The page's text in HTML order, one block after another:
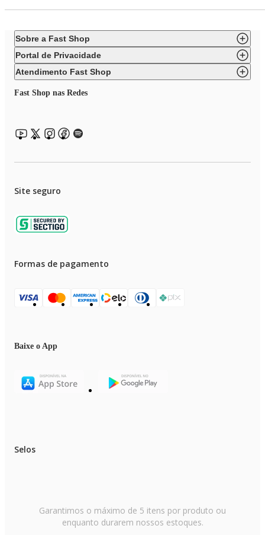
Sobre a Fast Shop
Portal de Privacidade
Atendimento Fast Shop
Fast Shop nas Redes
Site seguro
Formas de pagamento
Baixe o App
Selos
Garantimos o máximo de 5 itens por produto ou
enquanto durarem nossos estoques.